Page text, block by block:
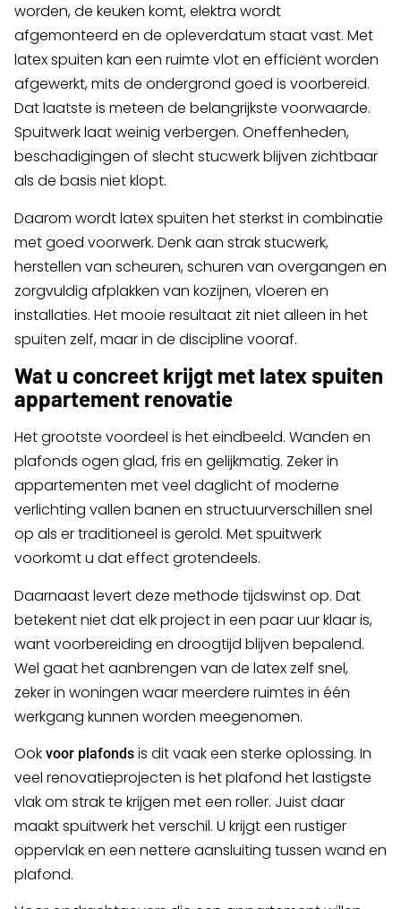
worden, de keuken komt, elektra wordt
afgemonteerd en de opleverdatum staat vast. Met
latex spuiten kan een ruimte vlot en efficiënt worden
afgewerkt, mits de ondergrond goed is voorbereid.
Dat laatste is meteen de belangrijkste voorwaarde.
Spuitwerk laat weinig verbergen. Oneffenheden,
beschadigingen of slecht stucwerk blijven zichtbaar
als de basis niet klopt.
Daarom wordt latex spuiten het sterkst in combinatie
met goed voorwerk. Denk aan strak stucwerk,
herstellen van scheuren, schuren van overgangen en
zorgvuldig afplakken van kozijnen, vloeren en
installaties. Het mooie resultaat zit niet alleen in het
spuiten zelf, maar in de discipline vooraf.
Wat u concreet krijgt met latex spuiten
appartement renovatie
Het grootste voordeel is het eindbeeld. Wanden en
plafonds ogen glad, fris en gelijkmatig. Zeker in
appartementen met veel daglicht of moderne
verlichting vallen banen en structuurverschillen snel
op als er traditioneel is gerold. Met spuitwerk
voorkomt u dat effect grotendeels.
Daarnaast levert deze methode tijdswinst op. Dat
betekent niet dat elk project in een paar uur klaar is,
want voorbereiding en droogtijd blijven bepalend.
Wel gaat het aanbrengen van de latex zelf snel,
zeker in woningen waar meerdere ruimtes in één
werkgang kunnen worden meegenomen.
Ook voor plafonds is dit vaak een sterke oplossing. In
veel renovatieprojecten is het plafond het lastigste
vlak om strak te krijgen met een roller. Juist daar
maakt spuitwerk het verschil. U krijgt een rustiger
oppervlak en een nettere aansluiting tussen wand en
plafond.